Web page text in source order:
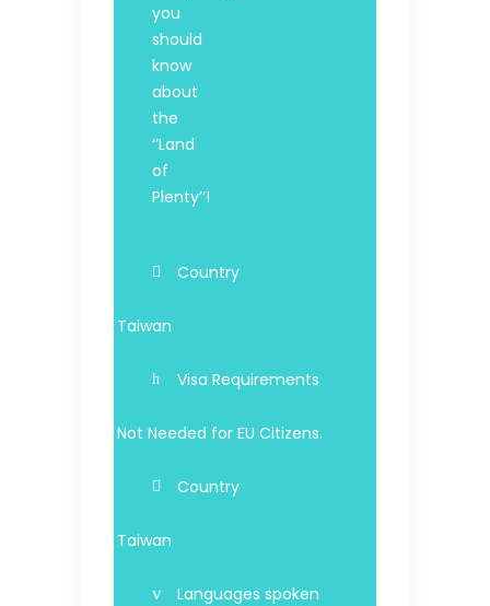
you
should
know
about
the
‘’Land
of
Plenty’’!
Country
Taiwan
Visa Requirements
Not Needed for EU Citizens.
Country
Taiwan
Languages spoken